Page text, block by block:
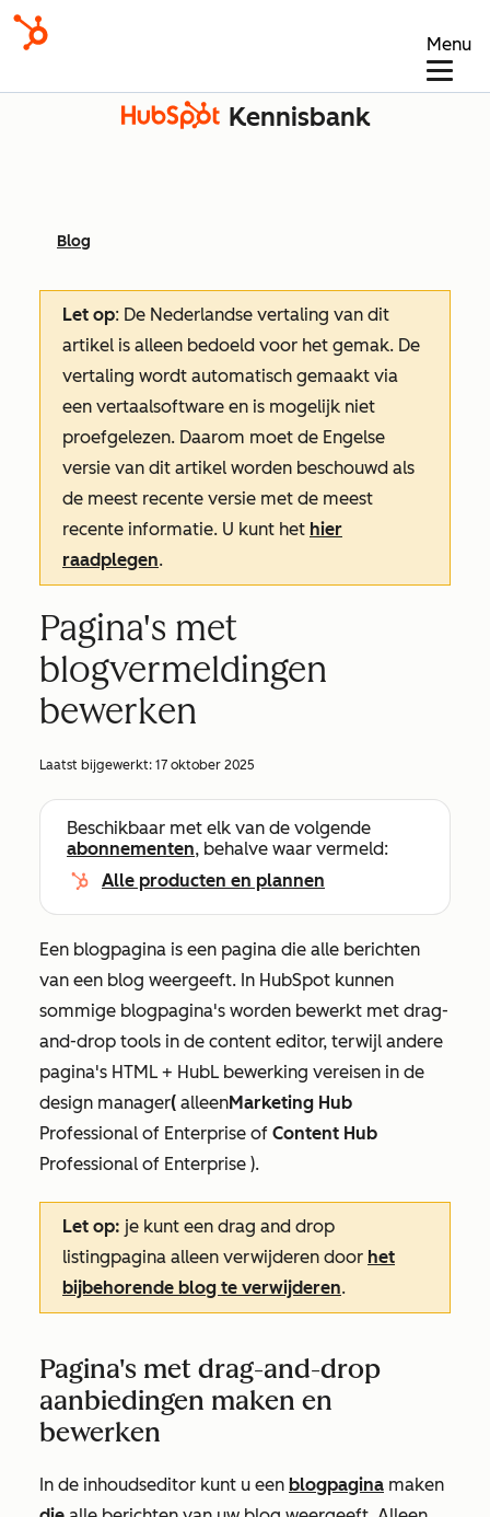
Menu
Kennisbank
Blog
Let op: De Nederlandse vertaling van dit
artikel is alleen bedoeld voor het gemak. De
vertaling wordt automatisch gemaakt via
een vertaalsoftware en is mogelijk niet
proefgelezen. Daarom moet de Engelse
versie van dit artikel worden beschouwd als
de meest recente versie met de meest
recente informatie. U kunt het hier
raadplegen.
Pagina's met
blogvermeldingen
bewerken
Laatst bijgewerkt: 17 oktober 2025
Beschikbaar met elk van de volgende
abonnementen, behalve waar vermeld:
Alle producten en plannen
Een blogpagina is een pagina die alle berichten
van een blog weergeeft. In HubSpot kunnen
sommige blogpagina's worden bewerkt met drag-
and-drop tools in de content editor, terwijl andere
pagina's HTML + HubL bewerking vereisen in de
design manager( alleenMarketing Hub
Professional of Enterprise of Content Hub
Professional of Enterprise ).
Let op: je kunt een drag and drop
listingpagina alleen verwijderen door het
bijbehorende blog te verwijderen.
Pagina's met drag-and-drop
aanbiedingen maken en
bewerken
In de inhoudseditor kunt u een blogpagina maken